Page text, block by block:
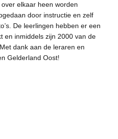
elkaar heen worden
door instructie en zelf
De leerlingen hebben er een
en inmiddels zijn 2000 van de
dank aan de leraren en
Gelderland Oost!